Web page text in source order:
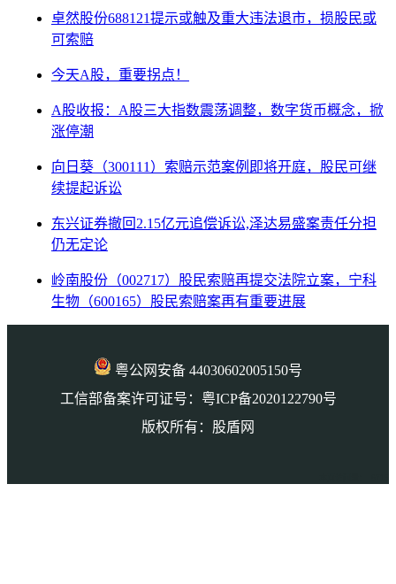
卓然股份688121提示或触及重大违法退市，损股民或
可索赔
今天A股，重要拐点！
A股收报：A股三大指数震荡调整，数字货币概念，掀
涨停潮
向日葵（300111）索赔示范案例即将开庭，股民可继
续提起诉讼
东兴证券撤回2.15亿元追偿诉讼,泽达易盛案责任分担
仍无定论
岭南股份（002717）股民索赔再提交法院立案，宁科
生物（600165）股民索赔案再有重要进展
粤公网安备 44030602005150号
工信部备案许可证号：粤ICP备2020122790号
版权所有：股盾网